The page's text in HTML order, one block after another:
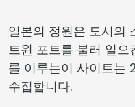
일본의 정원은 도시의
트윈 포트를 불러 일
를 이루는이 사이트는
수집합니다.